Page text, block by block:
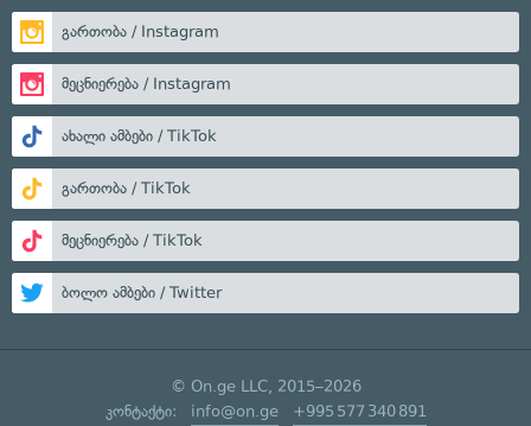
გართობა / Instagram
მეცნიერება / Instagram
ახალი ამბები / TikTok
გართობა / TikTok
მეცნიერება / TikTok
ბოლო ამბები / Twitter
© On.ge LLC, 2015–2026
კონტაქტი: info@on.ge +995 577 340 891